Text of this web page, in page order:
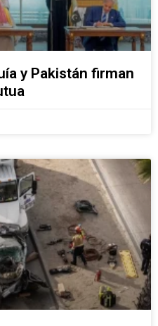
y Pakistán firman